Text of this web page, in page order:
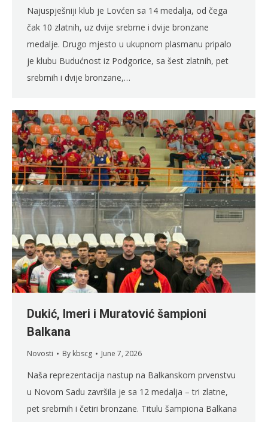
Najuspješniji klub je Lovćen sa 14 medalja, od čega
čak 10 zlatnih, uz dvije srebrne i dvije bronzane
medalje. Drugo mjesto u ukupnom plasmanu pripalo
je klubu Budućnost iz Podgorice, sa šest zlatnih, pet
srebrnih i dvije bronzane,…
Dukić, Imeri i Muratović šampioni
Balkana
Novosti By kbscg June 7, 2026
Naša reprezentacija nastup na Balkanskom prvenstvu
u Novom Sadu završila je sa 12 medalja – tri zlatne,
pet srebrnih i četiri bronzane. Titulu šampiona Balkana